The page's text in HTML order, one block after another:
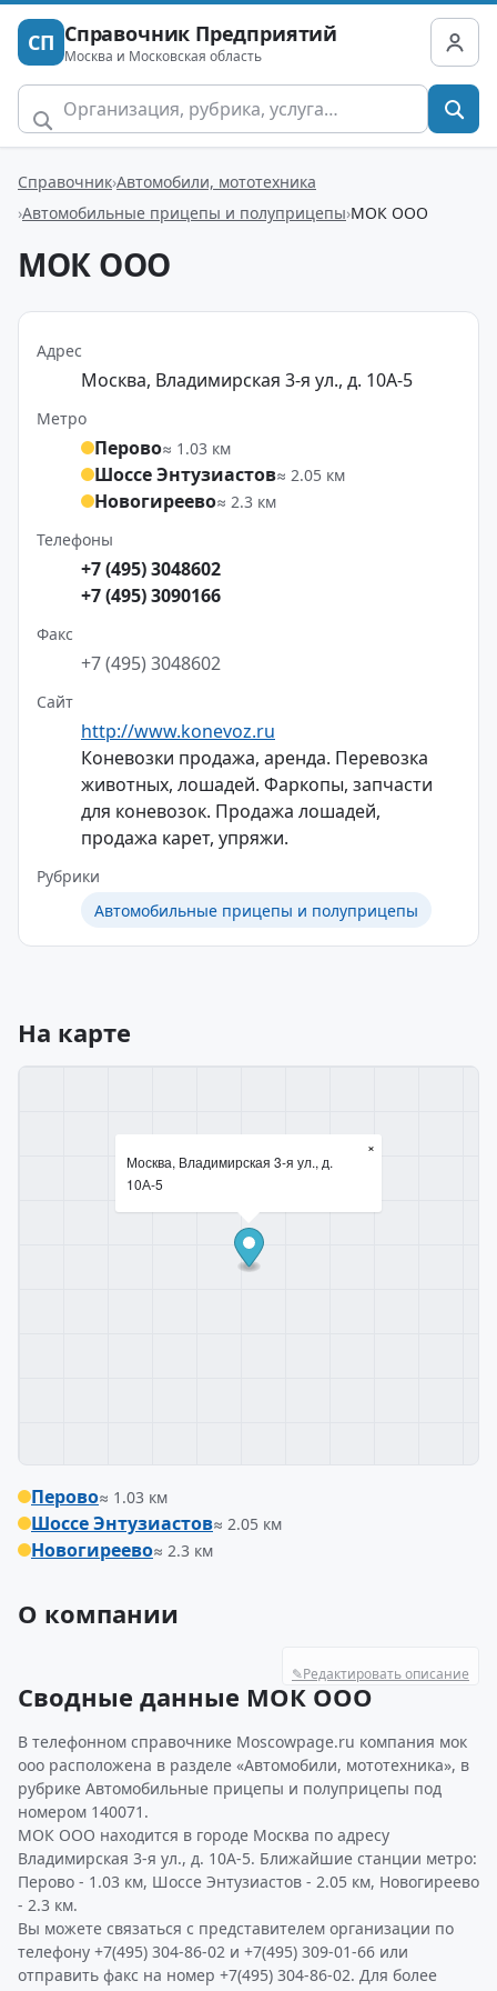
СП Справочник Предприятий
Москва и Московская область
Справочник Автомобили, мототехника
Автомобильные прицепы и полуприцепы МОК ООО
МОК ООО
Адрес
Москва, Владимирская 3-я ул., д. 10А-5
Метро
Перово≈ 1.03 км
Шоссе Энтузиастов≈ 2.05 км
Новогиреево≈ 2.3 км
Телефоны
+7 (495) 3048602
+7 (495) 3090166
Факс
+7 (495) 3048602
Сайт
http://www.konevoz.ru
Коневозки продажа, аренда. Перевозка
животных, лошадей. Фаркопы, запчасти
для коневозок. Продажа лошадей,
продажа карет, упряжи.
Рубрики
Автомобильные прицепы и полуприцепы
На карте
Москва, Владимирская 3-я ул., д.
10А-5
×
Перово≈ 1.03 км
Шоссе Энтузиастов≈ 2.05 км
Новогиреево≈ 2.3 км
О компании
✎Редактировать описание
Сводные данные МОК ООО
В телефонном справочнике Moscowpage.ru компания мок
ооо расположена в разделе «Автомобили, мототехника», в
рубрике Автомобильные прицепы и полуприцепы под
номером 140071.
МОК ООО находится в городе Москва по адресу
Владимирская 3-я ул., д. 10А-5. Ближайшие станции метро:
Перово - 1.03 км, Шоссе Энтузиастов - 2.05 км, Новогиреево
- 2.3 км.
Вы можете связаться с представителем организации по
телефону +7(495) 304-86-02 и +7(495) 309-01-66 или
отправить факс на номер +7(495) 304-86-02. Для более